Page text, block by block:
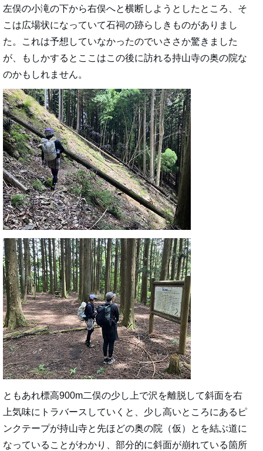
左俣の小滝の下から右俣へと横断しようとしたところ、そ
こは広場状になっていて石祠の跡らしきものがありまし
た。これは予想していなかったのでいささか驚きました
が、もしかするとここはこの後に訪れる持山寺の奥の院な
のかもしれません。
ともあれ標高900m二俣の少し上で沢を離脱して斜面を右
上気味にトラバースしていくと、少し高いところにあるピ
ンクテープが持山寺と先ほどの奥の院（仮）とを結ぶ道に
なっていることがわかり、部分的に斜面が崩れている箇所